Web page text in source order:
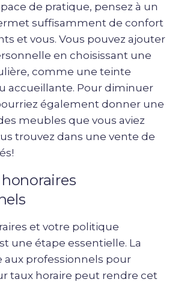
de pratique, pensez à un
suffisamment de confort
et vous. Vous pouvez ajouter
en choisissant une
comme une teinte
accueillante. Pour diminuer
également donner une
meubles que vous aviez
trouvez dans une vente de
honoraires
et votre politique
une étape essentielle. La
aux professionnels pour
taux horaire peut rendre cet